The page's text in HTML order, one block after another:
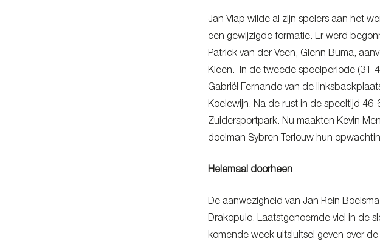
Jan Vlap wilde al zijn spelers aan het
een gewijzigde formatie. Er werd
Patrick van der Veen, Glenn Buma,
Kleen. In de tweede speelperiode (31-
Gabriël Fernando van de
Koelewijn. Na de rust in de speeltijd
Zuidersportpark. Nu maakten Kevin
doelman Sybren Terlouw hun
Helemaal doorheen
De aanwezigheid van Jan Rein
Drakopulo. Laatstgenoemde viel in de
komende week uitsluitsel geven over